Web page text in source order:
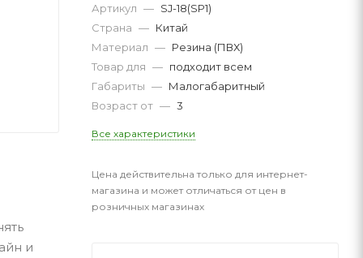
и
Артикул — SJ-18(SP1)
Страна — Китай
Материал — Резина (ПВХ)
Товар для — подходит всем
Габариты — Малогабаритный
Возраст от — 3
Все характеристики
Цена действительна только для интернет-
магазина и может отличаться от цен в
розничных магазинах